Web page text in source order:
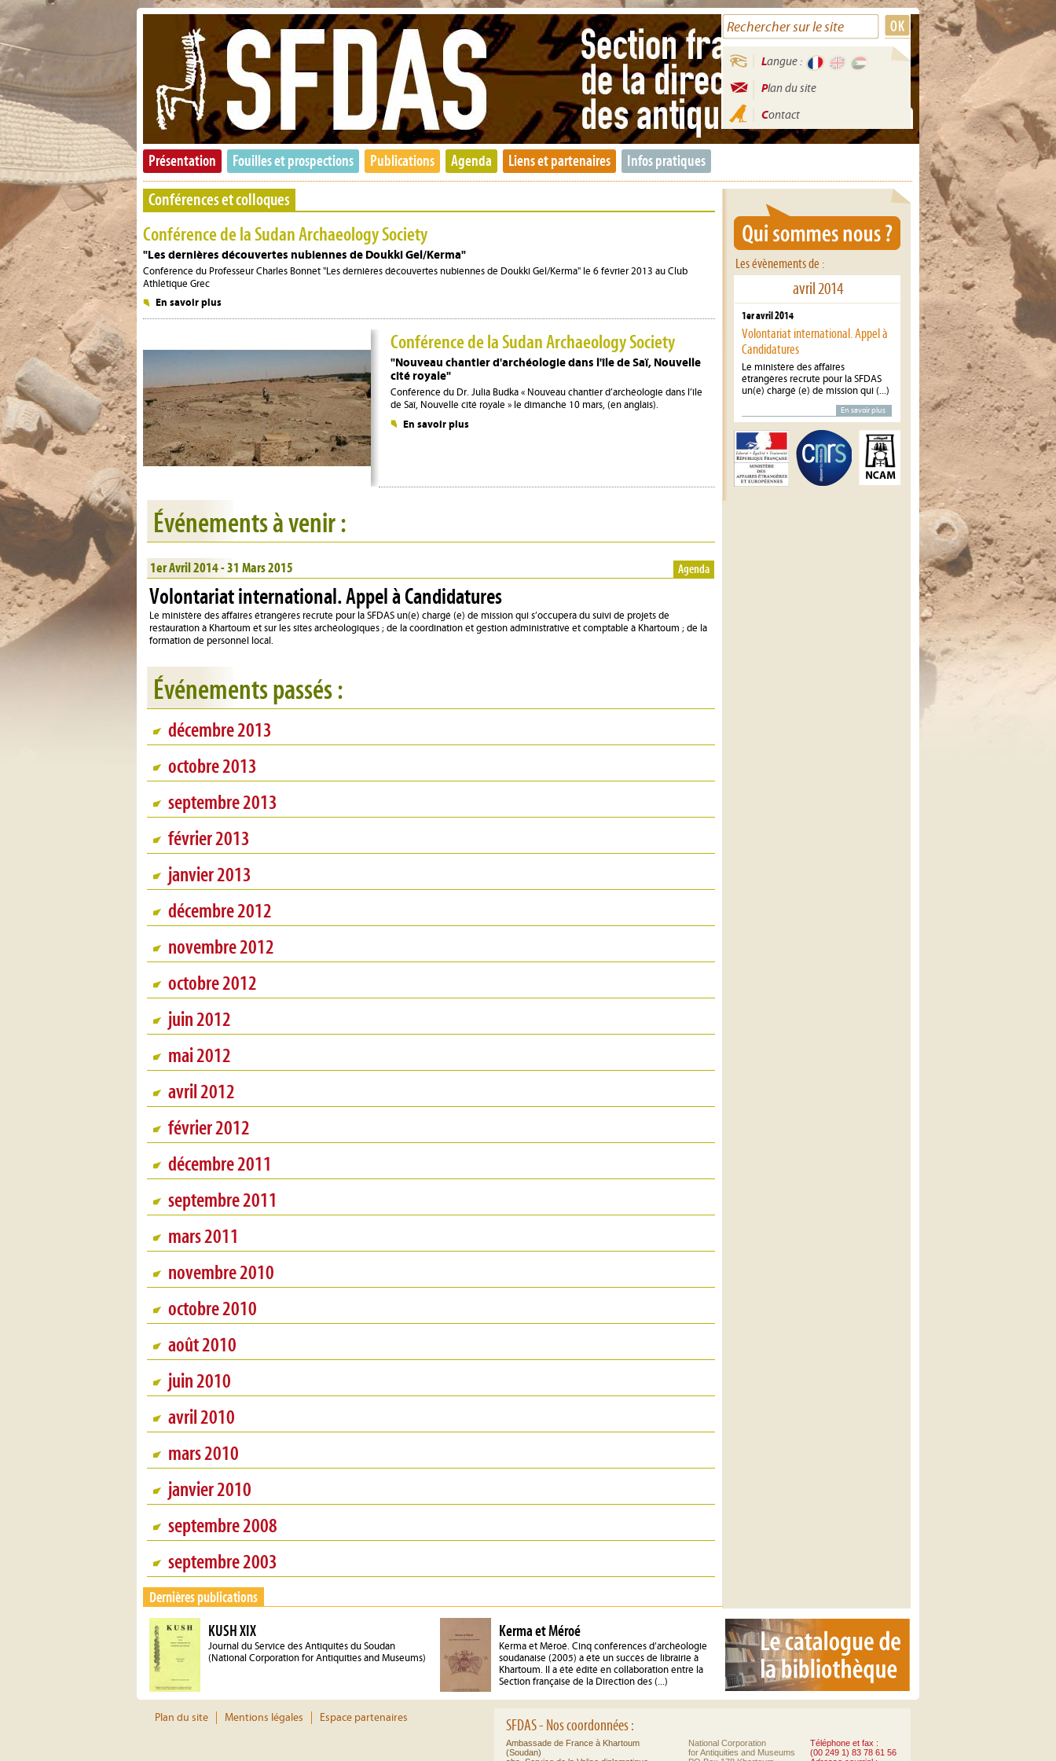
Présentation Fouilles et prospections Publications Agenda Liens et partenaires Infos pratiques
Langue :
Plan du site
Contact
Conférences et colloques
Conférence de la Sudan Archaeology Society
"Les dernières découvertes nubiennes de Doukki Gel/Kerma"
Conférence du Professeur Charles Bonnet "Les dernières découvertes nubiennes de Doukki Gel/Kerma" le 6 février 2013 au Club
Athlétique Grec
En savoir plus
Conférence de la Sudan Archaeology Society
"Nouveau chantier d'archéologie dans l'île de Saï, Nouvelle
cité royale"
Conférence du Dr. Julia Budka « Nouveau chantier d’archéologie dans l’île
de Saï, Nouvelle cité royale » le dimanche 10 mars, (en anglais).
En savoir plus
Événements à venir :
1er Avril 2014 - 31 Mars 2015 Agenda
Volontariat international. Appel à Candidatures
Le ministère des affaires étrangères recrute pour la SFDAS un(e) chargé (e) de mission qui s’occupera du suivi de projets de
restauration à Khartoum et sur les sites archéologiques ; de la coordination et gestion administrative et comptable à Khartoum ; de la
formation de personnel local.
Événements passés :
décembre 2013
octobre 2013
septembre 2013
février 2013
janvier 2013
décembre 2012
novembre 2012
octobre 2012
juin 2012
mai 2012
avril 2012
février 2012
décembre 2011
septembre 2011
mars 2011
novembre 2010
octobre 2010
août 2010
juin 2010
avril 2010
mars 2010
janvier 2010
septembre 2008
septembre 2003
Les évènements de :
avril 2014
1er avril 2014
Volontariat international. Appel à
Candidatures
Le ministère des affaires
étrangères recrute pour la SFDAS
un(e) chargé (e) de mission qui (...)
En savoir plus
Dernières publications
KUSH XIX
Journal du Service des Antiquités du Soudan
(National Corporation for Antiquities and Museums)
Kerma et Méroé
Kerma et Méroé. Cinq conférences d’archéologie
soudanaise (2005) a été un succès de librairie à
Khartoum. Il a été édité en collaboration entre la
Section française de la Direction des (...)
Plan du site Mentions légales Espace partenaires SFDAS - Nos coordonnées :
Ambassade de France à Khartoum
(Soudan)
National Corporation
for Antiquities and Museums
Téléphone et fax :
(00 249 1) 83 78 61 56